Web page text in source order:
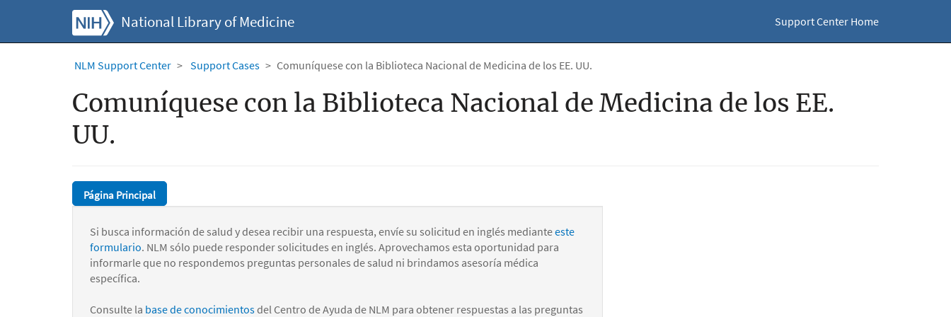
National Library of Medicine Support Center Home
NLM Support Center Support Cases Comuníquese con la Biblioteca Nacional de Medicina de los EE. UU.
Comuníquese con la Biblioteca Nacional de Medicina de los EE.
UU.
Página Principal
Si busca información de salud y desea recibir una respuesta, envíe su solicitud en inglés medianteeste
formulario. NLM sólo puede responder solicitudes en inglés. Aprovechamos esta oportunidad para
informarle que no respondemos preguntas personales de salud ni brindamos asesoría médica
específica.
Consulte la base de conocimientosdel Centro de Ayuda de NLM para obtener respuestas a las preguntas